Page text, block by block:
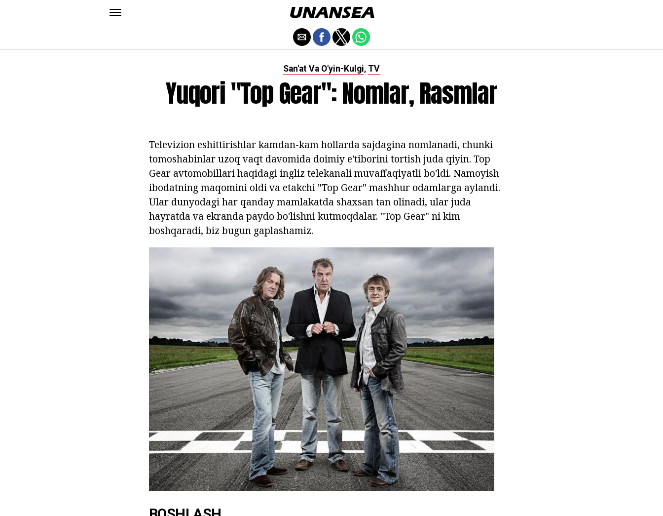
San'at Va O'yin-Kulgi, TV
Yuqori "Top Gear": Nomlar, Rasmlar
Televizion eshittirishlar kamdan-kam hollarda sajdagina nomlanadi, chunki
tomoshabinlar uzoq vaqt davomida doimiy e'tiborini tortish juda qiyin. Top
Gear avtomobillari haqidagi ingliz telekanali muvaffaqiyatli bo'ldi. Namoyish
ibodatning maqomini oldi va etakchi "Top Gear" mashhur odamlarga aylandi.
Ular dunyodagi har qanday mamlakatda shaxsan tan olinadi, ular juda
hayratda va ekranda paydo bo'lishni kutmoqdalar. "Top Gear" ni kim
boshqaradi, biz bugun gaplashamiz.